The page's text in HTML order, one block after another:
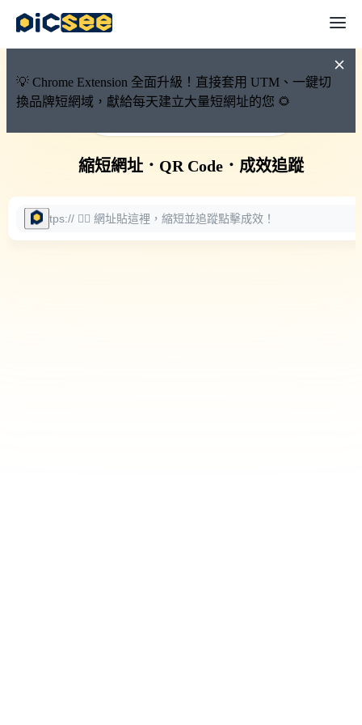
💡 Chrome Extension 全面升級！直接套用 UTM、一鍵切
換品牌短網域，獻給每天建立大量短網址的您 🌻
🚀 PicSee 短網址永久有效
縮短網址． QR Code． 成效追蹤